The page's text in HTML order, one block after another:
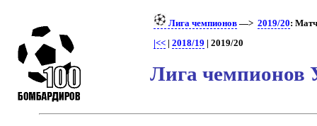
Лига чемпионов—> 2019/20:
|<<| 2018/19 | 2019/20
Лига чемпионов